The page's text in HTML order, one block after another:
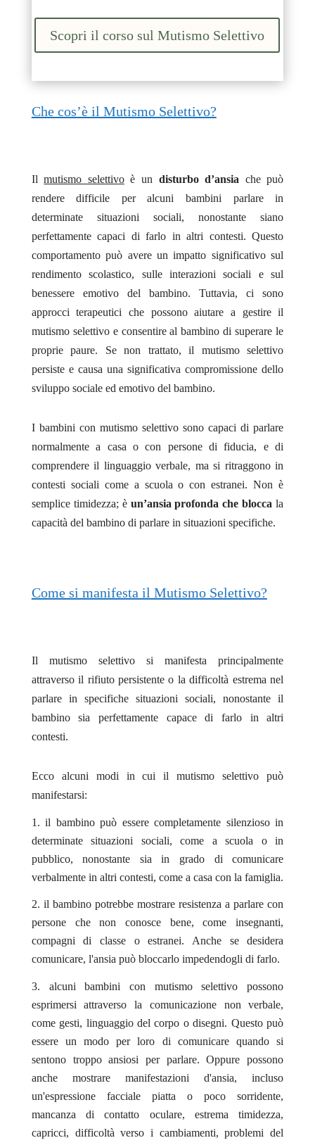
Scopri il corso sul Mutismo Selettivo
Che cos’è il Mutismo Selettivo?
Ilmutismo selettivoè un disturbo d’ansia che può
rendere difficile per alcuni bambini parlare in
determinate situazioni sociali, nonostante siano
perfettamente capaci di farlo in altri contesti. Questo
comportamento può avere un impatto significativo sul
rendimento scolastico, sulle interazioni sociali e sul
benessere emotivo del bambino. Tuttavia, ci sono
approcci terapeutici che possono aiutare a gestire il
mutismo selettivo e consentire al bambino di superare le
proprie paure. Se non trattato, il mutismo selettivo
persiste e causa una significativa compromissione dello
sviluppo sociale ed emotivo del bambino.
I bambini con mutismo selettivo sono capaci di parlare
normalmente a casa o con persone di fiducia, e di
comprendere il linguaggio verbale, ma si ritraggono in
contesti sociali come a scuola o con estranei. Non è
semplice timidezza; è un’ansia profonda che bloccala
capacità del bambino di parlare in situazioni specifiche.
Come si manifesta il Mutismo Selettivo?
Il mutismo selettivo si manifesta principalmente
attraverso il rifiuto persistente o la difficoltà estrema nel
parlare in specifiche situazioni sociali, nonostante il
bambino sia perfettamente capace di farlo in altri
contesti.
Ecco alcuni modi in cui il mutismo selettivo può
manifestarsi:
il bambino può essere completamente silenzioso in
determinate situazioni sociali, come a scuola o in
pubblico, nonostante sia in grado di comunicare
verbalmente in altri contesti, come a casa con la famiglia.
il bambino potrebbe mostrare resistenza a parlare con
persone che non conosce bene, come insegnanti,
compagni di classe o estranei. Anche se desidera
comunicare, l'ansia può bloccarlo impedendogli di farlo.
alcuni bambini con mutismo selettivo possono
esprimersi attraverso la comunicazione non verbale,
come gesti, linguaggio del corpo o disegni. Questo può
essere un modo per loro di comunicare quando si
sentono troppo ansiosi per parlare. Oppure possono
anche mostrare manifestazioni d'ansia, incluso
un'espressione facciale piatta o poco sorridente,
mancanza di contatto oculare, estrema timidezza,
capricci, difficoltà verso i cambiamenti, problemi del